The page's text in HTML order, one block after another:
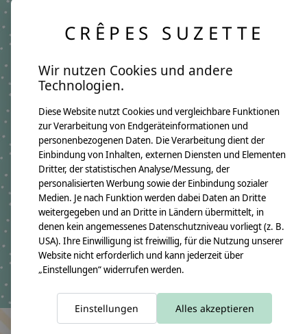
Schultüte aus Stoff
schwarz, grün gold mit
Pegasus für Jungen
€69,90 - €92,80
*Inkl. MwSt. zzgl.
Versandkosten
CRÊPES SUZETTE
Wir nutzen Cookies und andere
Technologien.
Diese Website nutzt Cookies und vergleichbare Funktionen
zur Verarbeitung von Endgeräteinformationen und
personenbezogenen Daten. Die Verarbeitung dient der
Einbindung von Inhalten, externen Diensten und Elementen
Dritter, der statistischen Analyse/Messung, der
personalisierten Werbung sowie der Einbindung sozialer
Medien. Je nach Funktion werden dabei Daten an Dritte
weitergegeben und an Dritte in Ländern übermittelt, in
denen kein angemessenes Datenschutzniveau vorliegt (z. B.
USA). Ihre Einwilligung ist freiwillig, für die Nutzung unserer
Website nicht erforderlich und kann jederzeit über
„Einstellungen“ widerrufen werden.
Einstellungen Alles akzeptieren